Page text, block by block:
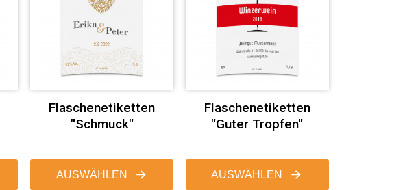
Flaschenetiketten
"Schmuck"
AUSWÄHLEN
Flaschenetiketten
"Guter Tropfen"
AUSWÄHLEN